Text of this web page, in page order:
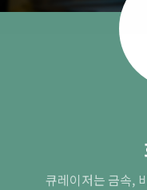
큐레이저는 금속,